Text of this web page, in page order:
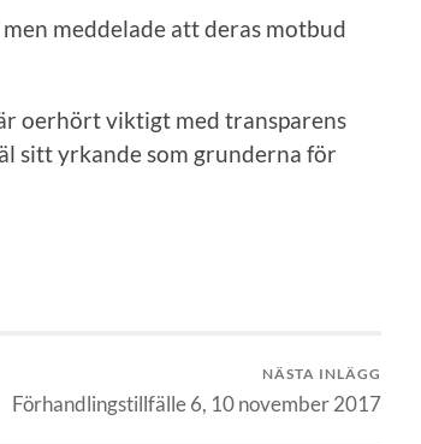
meddelade att deras motbud
oerhört viktigt med transparens
sitt yrkande som grunderna för
NÄSTA INLÄGG
Förhandlingstillfälle 6, 10 november 2017